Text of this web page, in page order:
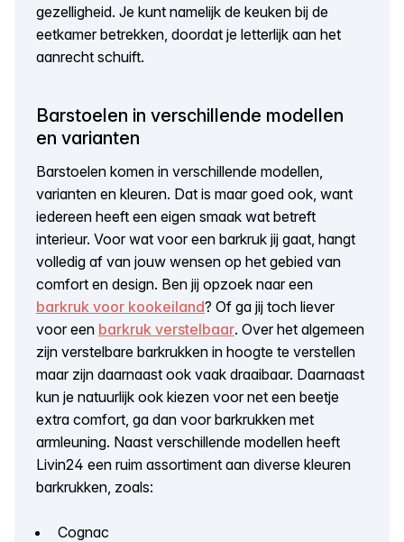
gezelligheid. Je kunt namelijk de keuken bij de
eetkamer betrekken, doordat je letterlijk aan het
aanrecht schuift.
Barstoelen in verschillende modellen
en varianten
Barstoelen komen in verschillende modellen,
varianten en kleuren. Dat is maar goed ook, want
iedereen heeft een eigen smaak wat betreft
interieur. Voor wat voor een barkruk jij gaat, hangt
volledig af van jouw wensen op het gebied van
comfort en design. Ben jij opzoek naar een
barkruk voor kookeiland? Of ga jij toch liever
voor een barkruk verstelbaar. Over het algemeen
zijn verstelbare barkrukken in hoogte te verstellen
maar zijn daarnaast ook vaak draaibaar. Daarnaast
kun je natuurlijk ook kiezen voor net een beetje
extra comfort, ga dan voor barkrukken met
armleuning. Naast verschillende modellen heeft
Livin24 een ruim assortiment aan diverse kleuren
barkrukken, zoals:
Cognac